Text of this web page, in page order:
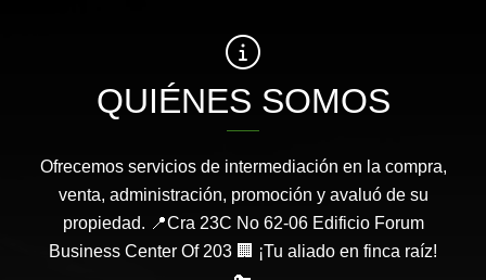
QUIÉNES SOMOS
Ofrecemos servicios de intermediación en la compra,
venta, administración, promoción y avaluó de su
propiedad. 📍Cra 23C No 62-06 Edificio Forum
Business Center Of 203 🏢 ¡Tu aliado en finca raíz!